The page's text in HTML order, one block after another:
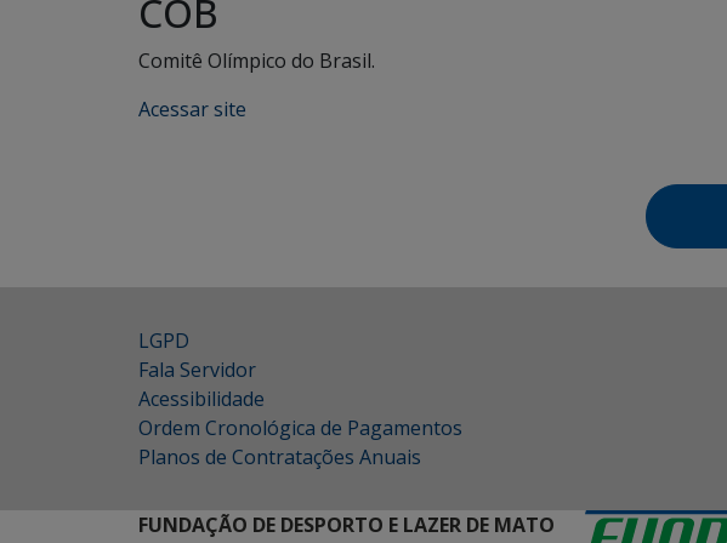
COB
Comitê Olímpico do Brasil.
Acessar site
LGPD
Fala Servidor
Acessibilidade
Ordem Cronológica de Pagamentos
Planos de Contratações Anuais
FUNDAÇÃO DE DESPORTO E LAZER DE MATO